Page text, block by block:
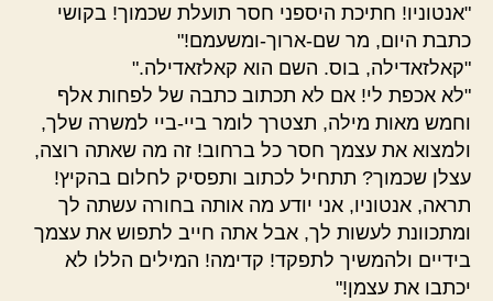
"אנטוניו! חתיכת היספני חסר תועלת שכמוך! בקושי
כתבת היום, מר שם-ארוך-ומשעמם!"
"קאלזאדילה, בוס. השם הוא קאלזאדילה."
"לא אכפת לי! אם לא תכתוב כתבה של לפחות אלף
וחמש מאות מילה, תצטרך לומר ביי-ביי למשרה שלך,
ולמצוא את עצמך חסר כל ברחוב! זה מה שאתה רוצה,
עצלן שכמוך? תתחיל לכתוב ותפסיק לחלום בהקיץ!
תראה, אנטוניו, אני יודע מה אותה בחורה עשתה לך
ומתכוונת לעשות לך, אבל אתה חייב לתפוש את עצמך
בידיים ולהמשיך לתפקד! קדימה! המילים הללו לא
יכתבו את עצמן!"